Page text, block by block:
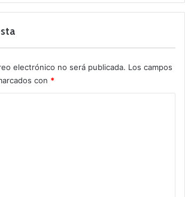
electrónico no será publicada. Los campos
con *